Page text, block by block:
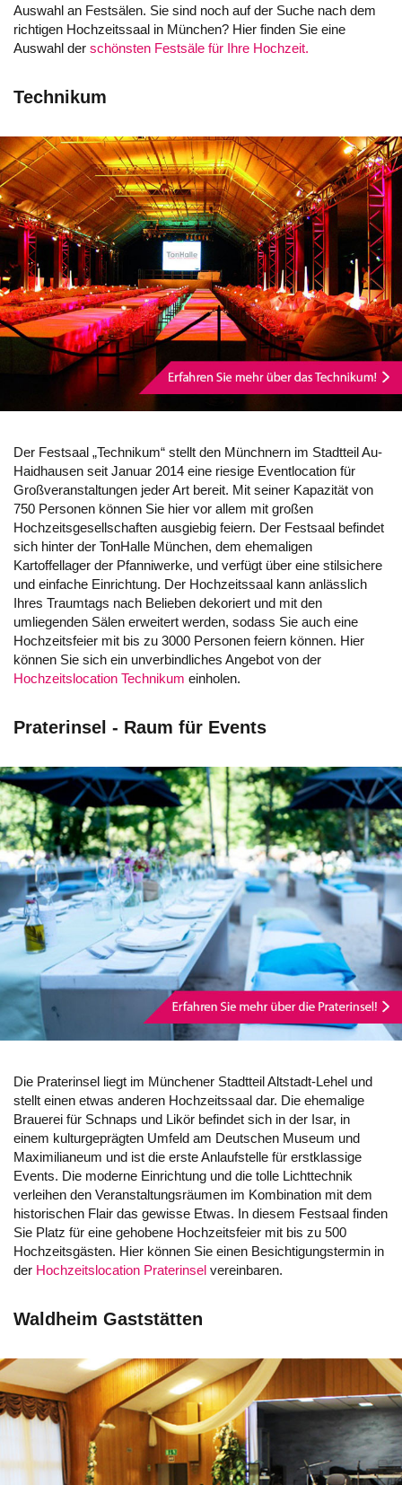
Auswahl an Festsälen. Sie sind noch auf der Suche nach dem
richtigen Hochzeitssaal in München? Hier finden Sie eine
Auswahl der schönsten Festsäle für Ihre Hochzeit.
Technikum
Der Festsaal „Technikum“ stellt den Münchnern im Stadtteil Au-
Haidhausen seit Januar 2014 eine riesige Eventlocation für
Großveranstaltungen jeder Art bereit. Mit seiner Kapazität von
750 Personen können Sie hier vor allem mit großen
Hochzeitsgesellschaften ausgiebig feiern. Der Festsaal befindet
sich hinter der TonHalle München, dem ehemaligen
Kartoffellager der Pfanniwerke, und verfügt über eine stilsichere
und einfache Einrichtung. Der Hochzeitssaal kann anlässlich
Ihres Traumtags nach Belieben dekoriert und mit den
umliegenden Sälen erweitert werden, sodass Sie auch eine
Hochzeitsfeier mit bis zu 3000 Personen feiern können. Hier
können Sie sich ein unverbindliches Angebot von der
Hochzeitslocation Technikum einholen.
Praterinsel - Raum für Events
Die Praterinsel liegt im Münchener Stadtteil Altstadt-Lehel und
stellt einen etwas anderen Hochzeitssaal dar. Die ehemalige
Brauerei für Schnaps und Likör befindet sich in der Isar, in
einem kulturgeprägten Umfeld am Deutschen Museum und
Maximilianeum und ist die erste Anlaufstelle für erstklassige
Events. Die moderne Einrichtung und die tolle Lichttechnik
verleihen den Veranstaltungsräumen im Kombination mit dem
historischen Flair das gewisse Etwas. In diesem Festsaal finden
Sie Platz für eine gehobene Hochzeitsfeier mit bis zu 500
Hochzeitsgästen. Hier können Sie einen Besichtigungstermin in
der Hochzeitslocation Praterinsel vereinbaren.
Waldheim Gaststätten